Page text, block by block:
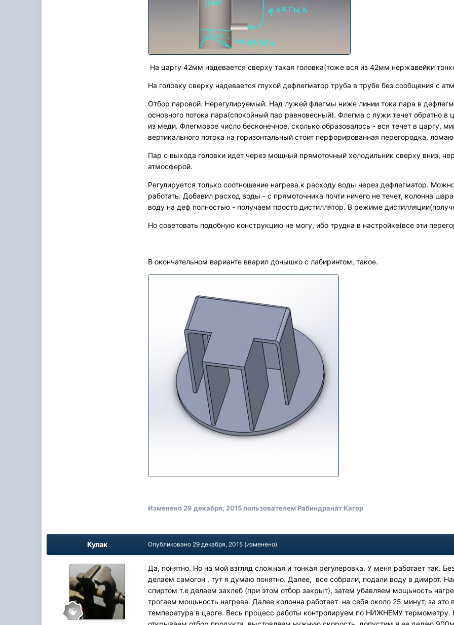
На царгу 42мм надевается сверху такая головка(тоже вся из 42мм нержавейки
На головку сверху надевается глухой дефлегматор труба в трубе без сообщения с
Отбор паровой. Нерегулируемый. Над лужей флегмы ниже линии тока пара в
основного потока пара(спокойный пар равновесный). Флегма с лужи течет обратно в
из меди. Флегмовое число бесконечное, сколько образовалось - вся течет в царгу,
вертикального потока на горизонтальный стоит перфорированная перегородка,
Пар с выхода головки идет через мощный прямоточный холодильник сверху вниз,
атмосферой.
Регулируется только соотношение нагрева к расходу воды через дефлегматор.
работать. Добавил расход воды - с прямоточника почти ничего не течет, колонна
воду на деф полностью - получаем просто дистиллятор. В режиме
Но советовать подобную конструкцию не могу, ибо трудна в настройке(все эти
В окончательном варианте вварил донышко с лабиринтом, такое.
Изменено 29 декабря, 2015пользователем Рабиндранат Кагор
Кулак Опубликовано 29 декабря, 2015 (изменено)
Да, понятно. Но на мой взгляд сложная и тонкая регулеровка. У меня работает так.
делаем самогон , тут я думаю понятно. Далее, все собрали, подали воду в димрот.
спиртом т.е делаем захлеб (при этом отбор закрыт), затем убавляем мощьность
трогаем мощьность нагрева. Далее колонна работает на себя около 25 минут, за
температура в царге. Весь процесс работы контролируем по НИЖНЕМУ термометру.